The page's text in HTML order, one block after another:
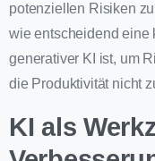
potenziellen Risiken
wie entscheidend eine
generativer KI ist, um
die Produktivität nicht
KI als